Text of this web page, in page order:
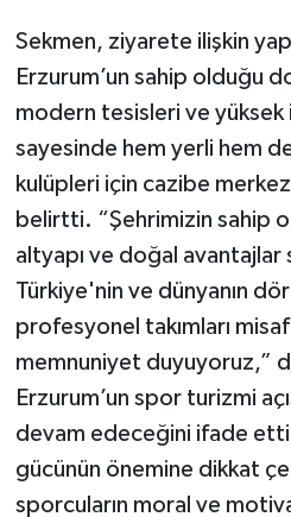
Sekmen, ziyarete ilişkin
Erzurum’un sahip olduğu
modern tesisleri ve
sayesinde hem yerli hem
kulüpleri için cazibe
belirtti. “Şehrimizin sahip
altyapı ve doğal avantajlar
Türkiye'nin ve dünyanın
profesyonel takımları
memnuniyet duyuyoruz,”
Erzurum’un spor turizmi
devam edeceğini ifade
gücünün önemine dikkat
sporcuların moral ve